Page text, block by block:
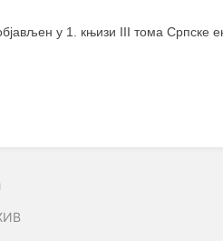
у 1. књизи III тома Српске